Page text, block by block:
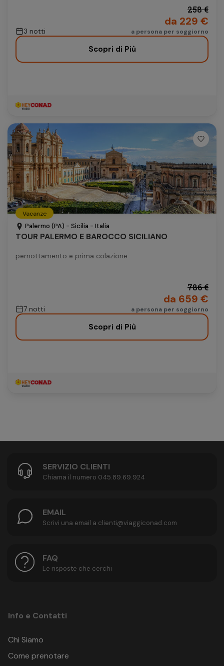
3 notti
258 €
da 229 €
a persona per soggiorno
Scopri di Più
Vacanze
Palermo (PA) - Sicilia - Italia
TOUR PALERMO E BAROCCO SICILIANO
pernottamento e prima colazione
7 notti
786 €
da 659 €
a persona per soggiorno
Scopri di Più
SERVIZIO CLIENTI
Chiama il numero 045.89.69.924
EMAIL
Scrivi una email a clienti@viaggiconad.com
FAQ
Le risposte che cerchi
Info e Contatti
Chi Siamo
Come prenotare